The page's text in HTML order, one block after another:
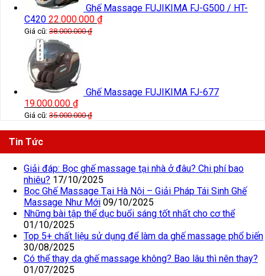
Ghế Massage FUJIKIMA FJ-G500 / HT-
C420 22.000.000 ₫
Giá cũ: 38.000.000₫
Ghế Massage FUJIKIMA FJ-677
19.000.000 ₫
Giá cũ: 35.000.000₫
Tin Tức
Giải đáp: Bọc ghế massage tại nhà ở đâu? Chi phí bao
nhiêu? 17/10/2025
Bọc Ghế Massage Tại Hà Nội – Giải Pháp Tái Sinh Ghế
Massage Như Mới 09/10/2025
Những bài tập thể dục buổi sáng tốt nhất cho cơ thể
01/10/2025
Top 5+ chất liệu sử dụng để làm da ghế massage phổ biến
30/08/2025
Có thể thay da ghế massage không? Bao lâu thì nên thay?
01/07/2025